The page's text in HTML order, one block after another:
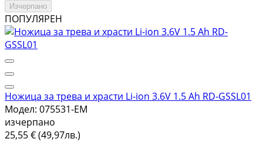
Изчерпано
ПОПУЛЯРЕН
Ножица за трева и храсти Li-ion 3.6V 1.5 Ah RD-GSSL01
Модел: 075531-EM
изчерпано
25,55 € (49,97лв.)